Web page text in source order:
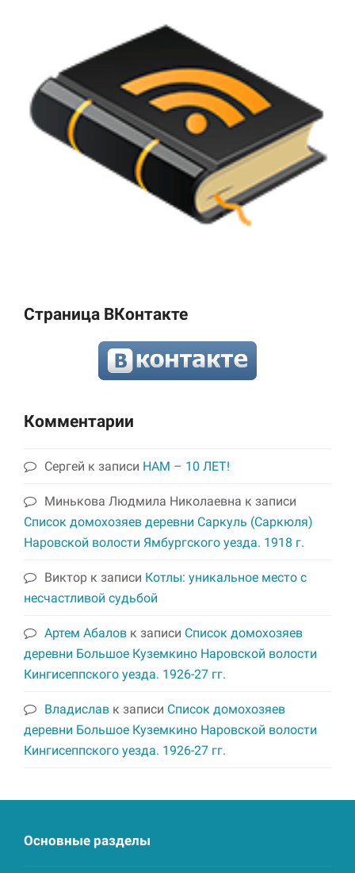
Страница ВКонтакте
Комментарии
Сергей к записи НАМ – 10 ЛЕТ!
Минькова Людмила Николаевна к записи
Список домохозяев деревни Саркуль (Саркюля)
Наровской волости Ямбургского уезда. 1918 г.
Виктор к записи Котлы: уникальное место с
несчастливой судьбой
Артем Абалов к записи Список домохозяев
деревни Большое Куземкино Наровской волости
Кингисеппского уезда. 1926-27 гг.
Владислав к записи Список домохозяев
деревни Большое Куземкино Наровской волости
Кингисеппского уезда. 1926-27 гг.
Основные разделы